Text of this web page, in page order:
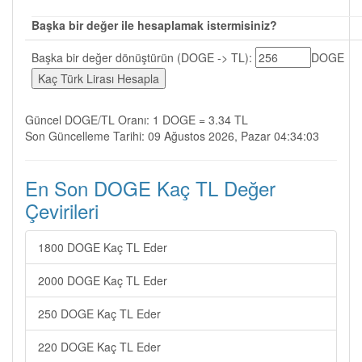
Başka bir değer ile hesaplamak istermisiniz?
Başka bir değer dönüştürün (DOGE -> TL):
DOGE
Güncel DOGE/TL Oranı: 1 DOGE = 3.34 TL
Son Güncelleme Tarihi: 09 Ağustos 2026, Pazar 04:34:03
En Son DOGE Kaç TL Değer
Çevirileri
1800 DOGE Kaç TL Eder
2000 DOGE Kaç TL Eder
250 DOGE Kaç TL Eder
220 DOGE Kaç TL Eder